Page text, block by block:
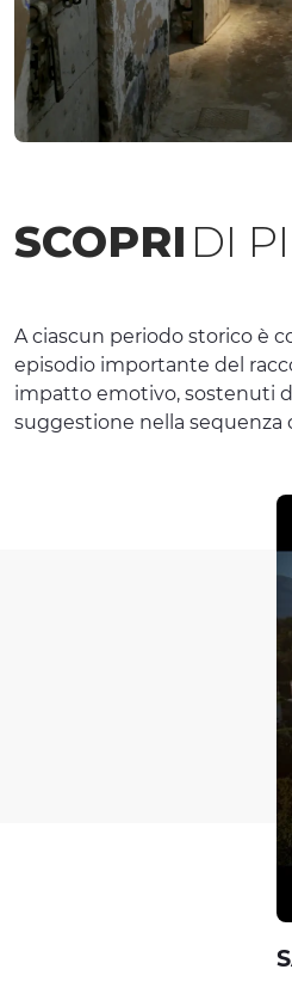
SCOPRI DI
A ciascun periodo storico è
episodio importante del
impatto emotivo, sostenuti
suggestione nella sequenza